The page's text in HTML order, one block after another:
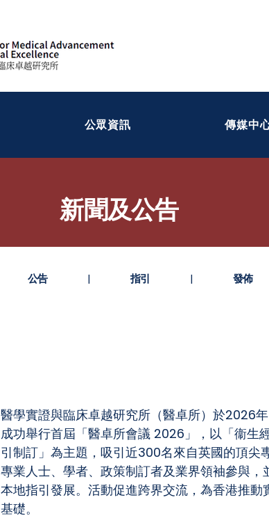
公眾資訊 傳媒中
新聞及公告
公告 | 指引 | 發佈
醫學實證與臨床卓越研究所（醫卓所）於2026
成功舉行首屆「醫卓所會議 2026」，以「衞生
引制訂」為主題，吸引近300名來自英國的頂尖
專業人士、學者、政策制訂者及業界領袖參與
本地指引發展。活動促進跨界交流，為香港推動
基礎。